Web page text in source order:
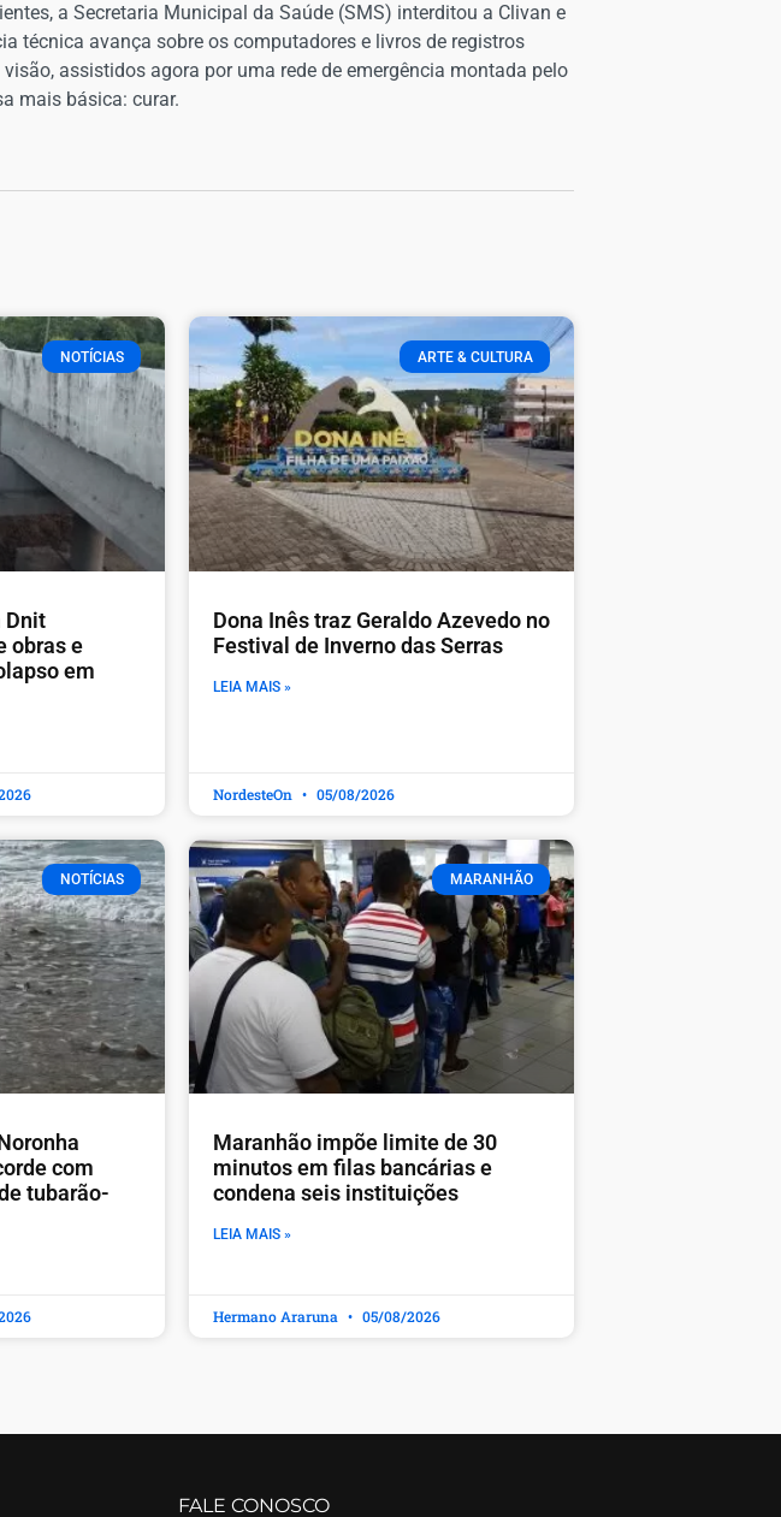
a Secretaria Municipal da Saúde (SMS) interditou a Clivan e
técnica avança sobre os computadores e livros de registros
assistidos agora por uma rede de emergência montada pelo
mais básica: curar.
NOTÍCIAS
Dnit
obras e
em
ARTE & CULTURA
Dona Inês traz Geraldo Azevedo no
Festival de Inverno das Serras
LEIA MAIS »
NordesteOn 05/08/2026
NOTÍCIAS
com
tubarão-
MARANHÃO
Maranhão impõe limite de 30
minutos em filas bancárias e
condena seis instituições
LEIA MAIS »
Hermano Araruna 05/08/2026
FALE CONOSCO